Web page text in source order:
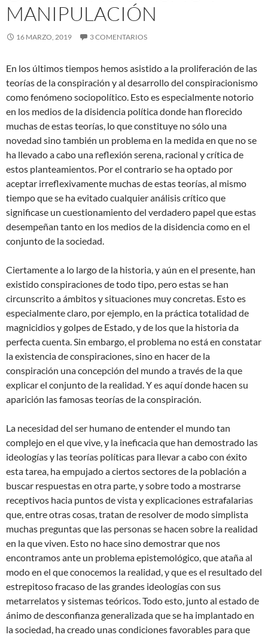
MANIPULACIÓN
16 MARZO, 2019 3 COMENTARIOS
En los últimos tiempos hemos asistido a la proliferación de las
teorías de la conspiración y al desarrollo del conspiracionismo
como fenómeno sociopolítico. Esto es especialmente notorio
en los medios de la disidencia política donde han florecido
muchas de estas teorías, lo que constituye no sólo una
novedad sino también un problema en la medida en que no se
ha llevado a cabo una reflexión serena, racional y crítica de
estos planteamientos. Por el contrario se ha optado por
aceptar irreflexivamente muchas de estas teorías, al mismo
tiempo que se ha evitado cualquier análisis crítico que
significase un cuestionamiento del verdadero papel que estas
desempeñan tanto en los medios de la disidencia como en el
conjunto de la sociedad.
Ciertamente a lo largo de la historia, y aún en el presente, han
existido conspiraciones de todo tipo, pero estas se han
circunscrito a ámbitos y situaciones muy concretas. Esto es
especialmente claro, por ejemplo, en la práctica totalidad de
magnicidios y golpes de Estado, y de los que la historia da
perfecta cuenta. Sin embargo, el problema no está en constatar
la existencia de conspiraciones, sino en hacer de la
conspiración una concepción del mundo a través de la que
explicar el conjunto de la realidad. Y es aquí donde hacen su
aparición las famosas teorías de la conspiración.
La necesidad del ser humano de entender el mundo tan
complejo en el que vive, y la ineficacia que han demostrado las
ideologías y las teorías políticas para llevar a cabo con éxito
esta tarea, ha empujado a ciertos sectores de la población a
buscar respuestas en otra parte, y sobre todo a mostrarse
receptivos hacia puntos de vista y explicaciones estrafalarias
que, entre otras cosas, tratan de resolver de modo simplista
muchas preguntas que las personas se hacen sobre la realidad
en la que viven. Esto no hace sino demostrar que nos
encontramos ante un problema epistemológico, que ataña al
modo en el que conocemos la realidad, y que es el resultado del
estrepitoso fracaso de las grandes ideologías con sus
metarrelatos y sistemas teóricos. Todo esto, junto al estado de
ánimo de desconfianza generalizada que se ha implantado en
la sociedad, ha creado unas condiciones favorables para que